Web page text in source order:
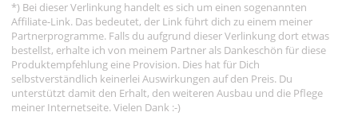
*) Bei dieser Verlinkung handelt es sich um einen sogenannten
Affiliate-Link. Das bedeutet, der Link führt dich zu einem meiner
Partnerprogramme. Falls du aufgrund dieser Verlinkung dort etwas
bestellst, erhalte ich von meinem Partner als Dankeschön für diese
Produktempfehlung eine Provision. Dies hat für Dich
selbstverständlich keinerlei Auswirkungen auf den Preis. Du
unterstützt damit den Erhalt, den weiteren Ausbau und die Pflege
meiner Internetseite. Vielen Dank :-)